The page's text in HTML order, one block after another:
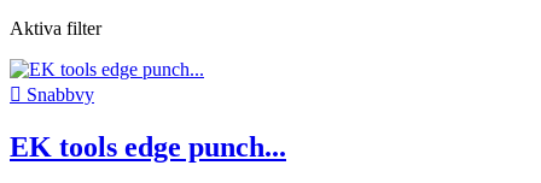
Aktiva filter
 Snabbvy
EK tools edge punch...